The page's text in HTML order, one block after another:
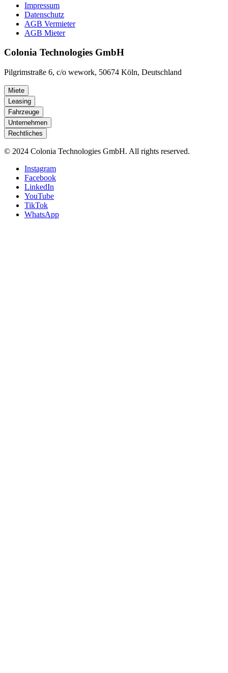
Impressum
Datenschutz
AGB Vermieter
AGB Mieter
Colonia Technologies GmbH
Pilgrimstraße 6, c/o wework, 50674 Köln, Deutschland
Miete
Leasing
Fahrzeuge
Unternehmen
Rechtliches
© 2024 Colonia Technologies GmbH. All rights reserved.
Instagram
Facebook
LinkedIn
YouTube
TikTok
WhatsApp